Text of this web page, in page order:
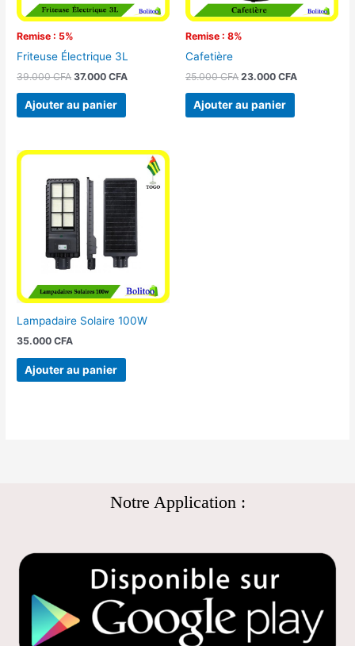
Remise : 5%
Friteuse Électrique 3L
39.000CFA 37.000CFA
Ajouter au panier
Remise : 8%
Cafetière
25.000CFA 23.000 CFA
Ajouter au panier
Lampadaire Solaire 100W
35.000CFA
Ajouter au panier
Notre Application :